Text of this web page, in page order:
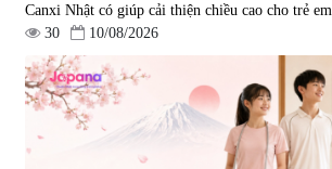
Canxi Nhật có giúp cải thiện chiều cao cho trẻ
30
10/08/2026